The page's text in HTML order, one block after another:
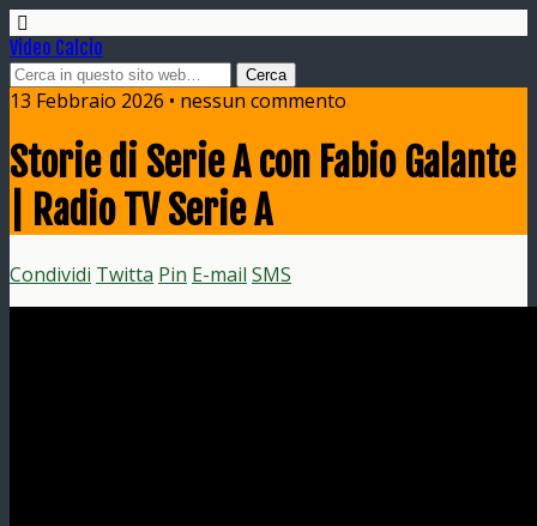
Video Calcio
13 Febbraio 2026 • nessun commento
Storie di Serie A con Fabio Galante
| Radio TV Serie A
Condividi Twitta Pin E-mail SMS